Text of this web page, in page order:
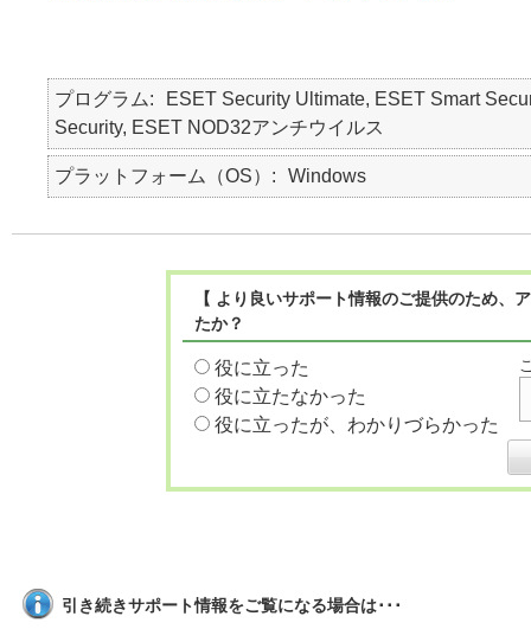
プログラム
ESET Security Ultimate, ESET Smart
Security, ESET NOD32アンチウイルス
プラットフォーム（OS） Windows
【 より良いサポート情報のご提供のため
たか？
役に立った
役に立たなかった
役に立ったが、わかりづらかった
引き続きサポート情報をご覧になる場合は･･･